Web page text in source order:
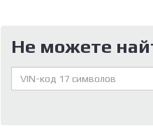
Не можете